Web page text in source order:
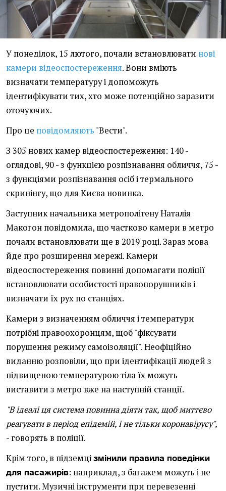
У понеділок, 15 лютого, почали встановлювати нові
камери відеоспостереження. Вони вміють
визначати температуру і допоможуть
ідентифікувати тих, хто може потенційно заразити
оточуючих.
Про це повідомляють "Вести".
З 305 нових камер відеоспостереження: 140 -
оглядові, 90 - з функцією розпізнавання обличчя, 75 -
з функціями розпізнавання осіб і термального
скринінгу, що для Києва новинка.
Заступник начальника метрополітену Наталія
Макогон повідомила, що частково камери в метро
почали встановлювати ще в 2019 році. Зараз мова
йде про розширення мережі. Камери
відеоспостереження повинні допомагати поліції
встановлювати особистості правопорушників і
визначати їх рух по станціях.
Камери з визначенням обличчя і температури
потрібні правоохоронцям, щоб "фіксувати
порушення режиму самоізоляції". Неофіційно
виданню розповіли, що при ідентифікації людей з
підвищеною температурою тіла їх можуть
виставити з метро вже на наступній станції.
"В ідеалі ця система повинна діяти так, щоб миттєво
реагувати в період епідемій, і не тільки коронавірусу",
- говорять в поліції.
Крім того, в підземці змінили правила поведінки
для пасажирів: наприклад, з багажем можуть і не
пустити. Музичні інструменти при перевезенні